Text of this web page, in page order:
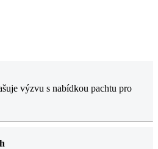
výzvu s nabídkou pachtu pro